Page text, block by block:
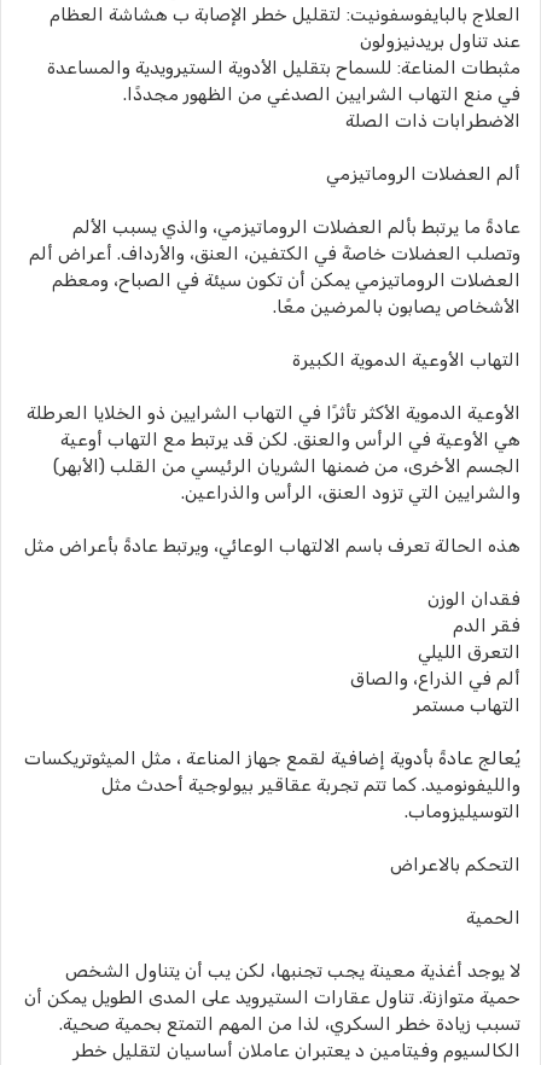
العلاج بالبايفوسفونيت: لتقليل خطر الإصابة ب هشاشة العظام
عند تناول بريدنيزولون
مثبطات المناعة: للسماح بتقليل الأدوية الستيرويدية والمساعدة
في منع التهاب الشرايين الصدغي من الظهور مجددًا.
الاضطرابات ذات الصلة
ألم العضلات الروماتيزمي
عادةً ما يرتبط بألم العضلات الروماتيزمي، والذي يسبب الألم
وتصلب العضلات خاصةً في الكتفين، العنق، والأرداف. أعراض ألم
العضلات الروماتيزمي يمكن أن تكون سيئة في الصباح، ومعظم
الأشخاص يصابون بالمرضين معًا.
التهاب الأوعية الدموية الكبيرة
الأوعية الدموية الأكثر تأثرًا في التهاب الشرايين ذو الخلايا العرطلة
هي الأوعية في الرأس والعنق. لكن قد يرتبط مع التهاب أوعية
الجسم الأخرى، من ضمنها الشريان الرئيسي من القلب (الأبهر)
والشرايين التي تزود العنق، الرأس والذراعين.
هذه الحالة تعرف باسم الالتهاب الوعائي، ويرتبط عادةً بأعراض مثل
فقدان الوزن
فقر الدم
التعرق الليلي
ألم في الذراع، والصاق
التهاب مستمر
يُعالج عادةً بأدوية إضافية لقمع جهاز المناعة ، مثل الميثوتريكسات
والليفونوميد. كما تتم تجربة عقاقير بيولوجية أحدث مثل
التوسيليزوماب.
التحكم بالاعراض
الحمية
لا يوجد أغذية معينة يجب تجنبها، لكن يب أن يتناول الشخص
حمية متوازنة. تناول عقارات الستيرويد على المدى الطويل يمكن أن
تسبب زيادة خطر السكري، لذا من المهم التمتع بحمية صحية.
الكالسيوم وفيتامين د يعتبران عاملان أساسيان لتقليل خطر